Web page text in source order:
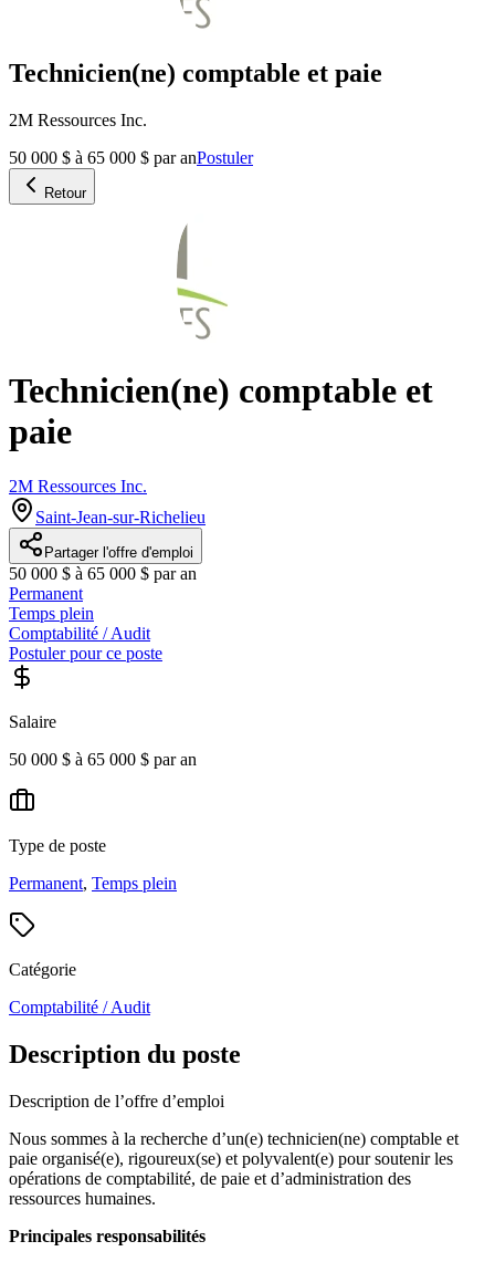
Technicien(ne) comptable et paie
2M Ressources Inc.
50 000 $ à 65 000 $ par anPostuler
Retour
Technicien(ne) comptable et
paie
2M Ressources Inc.
Saint-Jean-sur-Richelieu
Partager l'offre d'emploi
50 000 $ à 65 000 $ par an
Permanent
Temps plein
Comptabilité / Audit
Postuler pour ce poste
Salaire
50 000 $ à 65 000 $ par an
Type de poste
Permanent, Temps plein
Catégorie
Comptabilité / Audit
Description du poste
Description de l’offre d’emploi
Nous sommes à la recherche d’un(e) technicien(ne) comptable et
paie organisé(e), rigoureux(se) et polyvalent(e) pour soutenir les
opérations de comptabilité, de paie et d’administration des
ressources humaines.
Principales responsabilités